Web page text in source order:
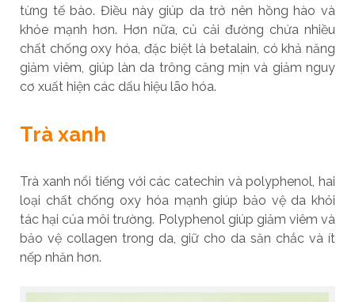
từng tế bào. Điều này giúp da trở nên hồng hào và
khỏe mạnh hơn. Hơn nữa, củ cải đường chứa nhiều
chất chống oxy hóa, đặc biệt là betalain, có khả năng
giảm viêm, giúp làn da trông căng mịn và giảm nguy
cơ xuất hiện các dấu hiệu lão hóa.
Trà xanh
Trà xanh nổi tiếng với các catechin và polyphenol, hai
loại chất chống oxy hóa mạnh giúp bảo vệ da khỏi
tác hại của môi trường. Polyphenol giúp giảm viêm và
bảo vệ collagen trong da, giữ cho da săn chắc và ít
nếp nhăn hơn.